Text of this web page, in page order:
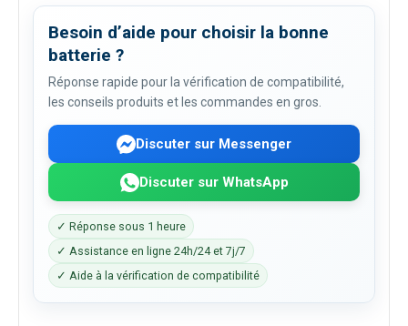
Besoin d’aide pour choisir la bonne
batterie ?
Réponse rapide pour la vérification de compatibilité,
les conseils produits et les commandes en gros.
Discuter sur Messenger
Discuter sur WhatsApp
✓ Réponse sous 1 heure
✓ Assistance en ligne 24h/24 et 7j/7
✓ Aide à la vérification de compatibilité